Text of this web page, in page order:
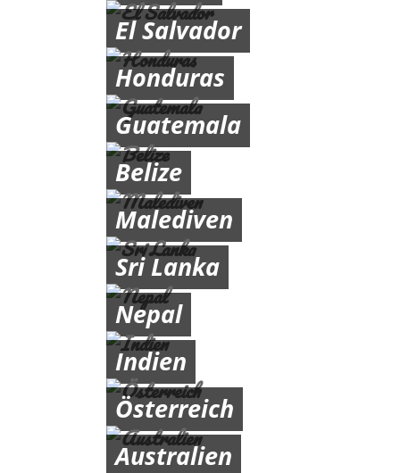
El Salvador
Honduras
Guatemala
Belize
Malediven
Sri Lanka
Nepal
Indien
Österreich
Australien